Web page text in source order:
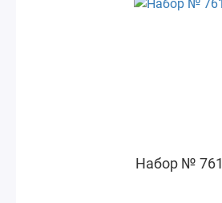
Набор № 761